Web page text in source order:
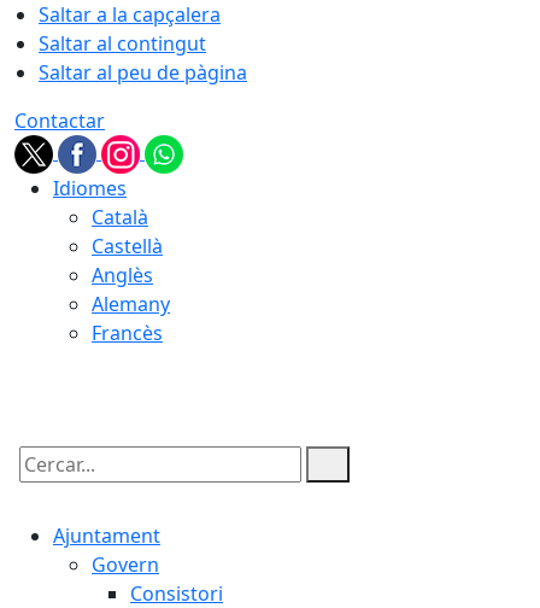
Saltar a la capçalera
Saltar al contingut
Saltar al peu de pàgina
Contactar
Idiomes
Català
Castellà
Anglès
Alemany
Francès
Cercar:
Ajuntament
Govern
Consistori